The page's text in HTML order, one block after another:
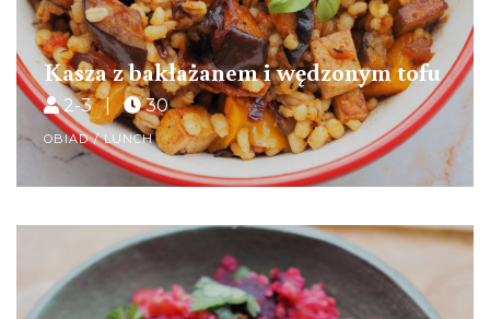
Kasza z bakłażanem i wędzonym tofu
2-3 | 30
OBIAD / LUNCH